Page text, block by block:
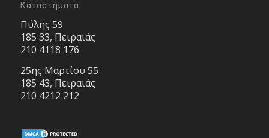
Καταστήματα
Πύλης 59
185 33, Πειραιάς
210 4118 176
25ης Μαρτίου 55
185 43, Πειραιάς
210 4212 212